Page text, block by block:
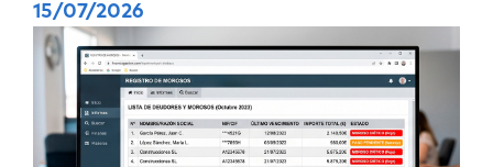
15/07/2026